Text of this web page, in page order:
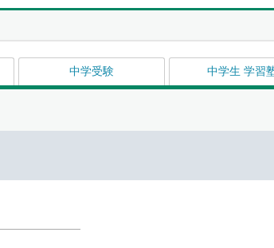
中学受験 中学生 学習